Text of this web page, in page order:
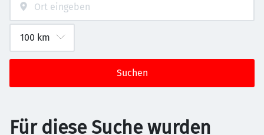
Suchen
Für diese Suche wurden